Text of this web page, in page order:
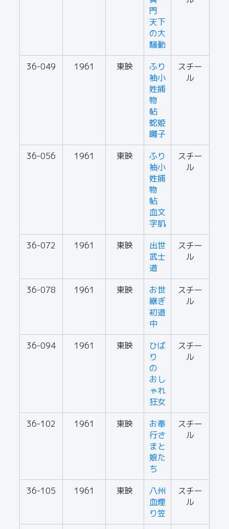
門
天下
の大
騒動
36-049 1961 東映
ふり
袖小
姓捕
物
帖
蛇姫
囃子
スチー
ル
36-056 1961 東映
ふり
袖小
姓捕
物
帖
血文
字肌
スチー
ル
36-072 1961 東映
出世
武士
道
スチー
ル
36-078 1961 東映
お世
継ぎ
初道
中
スチー
ル
36-094 1961 東映
ひば
り
の
おし
ゃれ
狂女
スチー
ル
36-102 1961 東映
お奉
行さ
まと
娘た
ち
スチー
ル
36-105 1961 東映
八州
血煙
り笠
スチー
ル